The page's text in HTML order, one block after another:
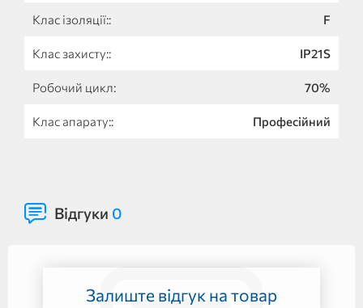
Клас ізоляції:: F
Клас захисту:: IP21S
Робочий цикл: 70%
Клас апарату:: Професійний
Відгуки 0
Залиште відгук на товар